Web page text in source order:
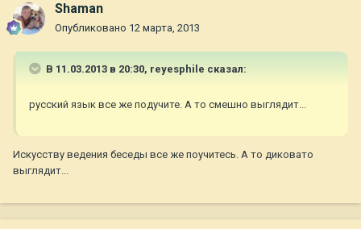
Shaman
Опубликовано 12 марта, 2013
В 11.03.2013 в 20:30, reyesphile сказал:
русский язык все же подучите. А то смешно выглядит...
Искусству ведения беседы все же поучитесь. А то диковато
выглядит...